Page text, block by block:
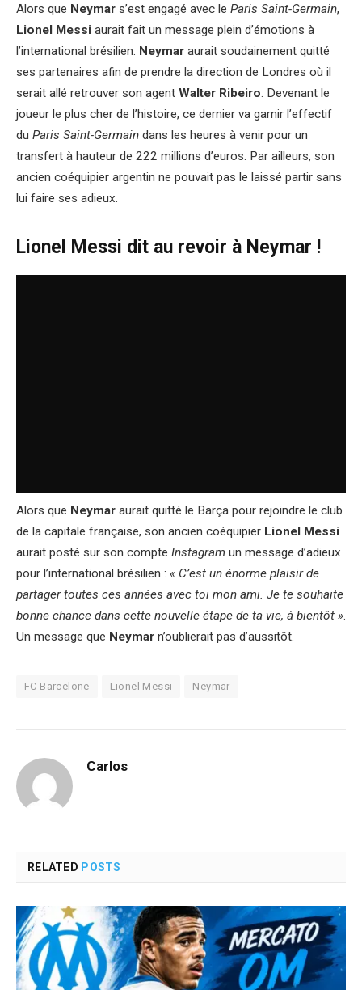
Alors que Neymar s’est engagé avec le Paris Saint-Germain,
Lionel Messi aurait fait un message plein d’émotions à
l’international brésilien. Neymar aurait soudainement quitté
ses partenaires afin de prendre la direction de Londres où il
serait allé retrouver son agent Walter Ribeiro. Devenant le
joueur le plus cher de l’histoire, ce dernier va garnir l’effectif
du Paris Saint-Germain dans les heures à venir pour un
transfert à hauteur de 222 millions d’euros. Par ailleurs, son
ancien coéquipier argentin ne pouvait pas le laissé partir sans
lui faire ses adieux.
Lionel Messi dit au revoir à Neymar !
Alors que Neymar aurait quitté le Barça pour rejoindre le club
de la capitale française, son ancien coéquipier Lionel Messi
aurait posté sur son compte Instagram un message d’adieux
pour l’international brésilien : « C’est un énorme plaisir de
partager toutes ces années avec toi mon ami. Je te souhaite
bonne chance dans cette nouvelle étape de ta vie, à bientôt ».
Un message que Neymar n’oublierait pas d’aussitôt.
FC Barcelone Lionel Messi Neymar
Carlos
RELATED POSTS